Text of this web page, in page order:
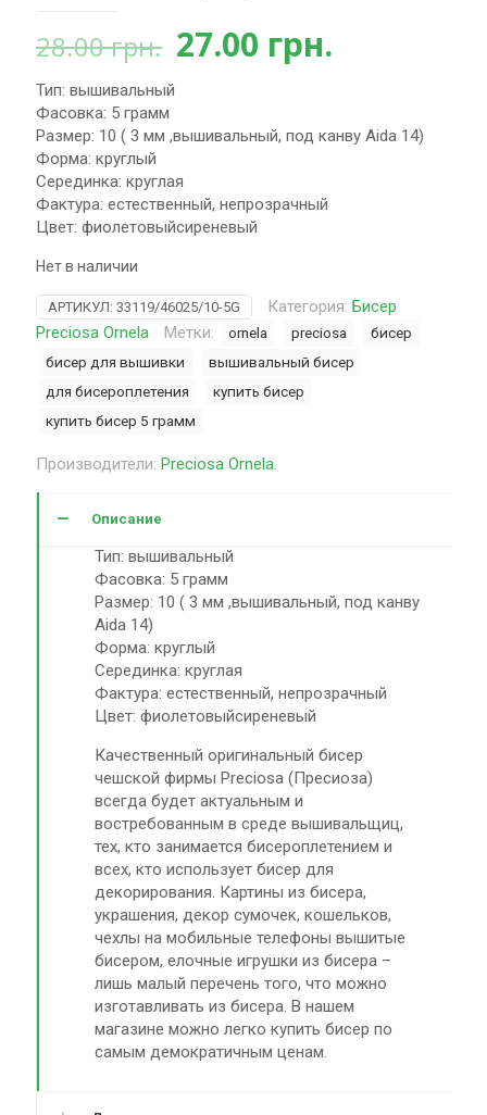
28.00грн. Первоначальная
28.00 грн..
27.00 грн.
Тип: вышивальный
Фасовка: 5 грамм
Размер: 10 ( 3 мм ,вышивальный, под канву Aida 14)
Форма: круглый
Серединка: круглая
Фактура: естественный, непрозрачный
Цвет: фиолетовыйсиреневый
Нет в наличии
АРТИКУЛ: 33119/46025/10-5G Категория: Бисер
Preciosa Ornela
Метки: ornela preciosa
бисер
бисер для вышивки
вышивальный бисер
для бисероплетения
купить бисер
купить бисер 5 грамм
Производители: Preciosa Ornela.
Описание
Тип: вышивальный
Фасовка: 5 грамм
Размер: 10 ( 3 мм ,вышивальный, под канву
Aida 14)
Форма: круглый
Серединка: круглая
Фактура: естественный, непрозрачный
Цвет: фиолетовыйсиреневый
Качественный оригинальный бисер
чешской фирмы Preciosa (Пресиоза)
всегда будет актуальным и
востребованным в среде вышивальщиц,
тех, кто занимается бисероплетением и
всех, кто использует бисер для
декорирования. Картины из бисера,
украшения, декор сумочек, кошельков,
чехлы на мобильные телефоны вышитые
бисером, елочные игрушки из бисера –
лишь малый перечень того, что можно
изготавливать из бисера. В нашем
магазине можно легко купить бисер по
самым демократичным ценам.